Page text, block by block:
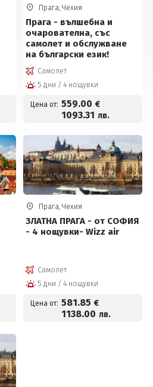
Прага, Чехия
Прага - вълшебна и
очарователна, със
самолет и обслужване
на български език!
Самолет
5 дни / 4 нощувки
Цена от: 559.00 €
1093.31 лв.
Прага, Чехия
ЗЛАТНА ПРАГА - от СОФИЯ
- 4 нощувки- Wizz air
Самолет
5 дни / 4 нощувки
Цена от: 581.85 €
1138.00 лв.